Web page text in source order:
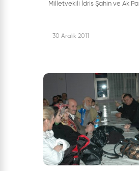
Milletvekili İdris Şahin ve Ak
30 Aralık 2011